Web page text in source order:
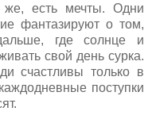
же, есть мечты. Одни
фантазируют о том,
где солнце и
свой день сурка.
счастливы только в
поступки